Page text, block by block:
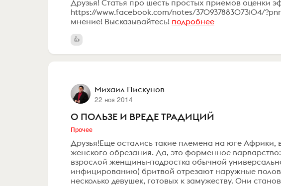
Друзья! Статья про шесть простых приемов оценки
https://www.facebook.com/notes/370937883073104/
мнение! Высказывайтесь! подробнее
Михаил Пискунов
22 ноя 2014
О ПОЛЬЗЕ И ВРЕДЕ ТРАДИЦИЙ
Прочее
Друзья!Еще остались такие племена на юге Африки,
женского обрезания. Да, это форменное
взрослой женщины-подростка обычной
инфицированию) бритвой отрезают наружные
несколько девушек, готовых к замужеству. Они